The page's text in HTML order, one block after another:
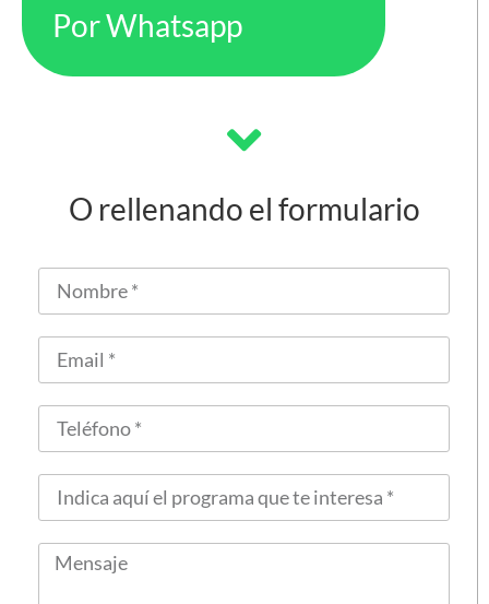
Por Whatsapp
O rellenando el formulario